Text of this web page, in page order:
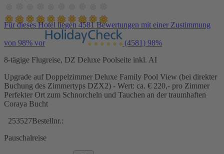
Für dieses Hotel liegen 4581 Bewertungen mit einer Zustimmung
von 98% vor (4581) 98%
8-tägige Flugreise, DZ Deluxe Poolseite inkl. AI
Upgrade auf Doppelzimmer Deluxe Family Pool View (bei direkter
Buchung des Zimmertyps DZX2) - Wert: ca. € 220,- pro Zimmer
Perfekter Ort zum Schnorcheln und Tauchen an der traumhaften
Coraya Bucht
253527Bestellnr.:
Pauschalreise